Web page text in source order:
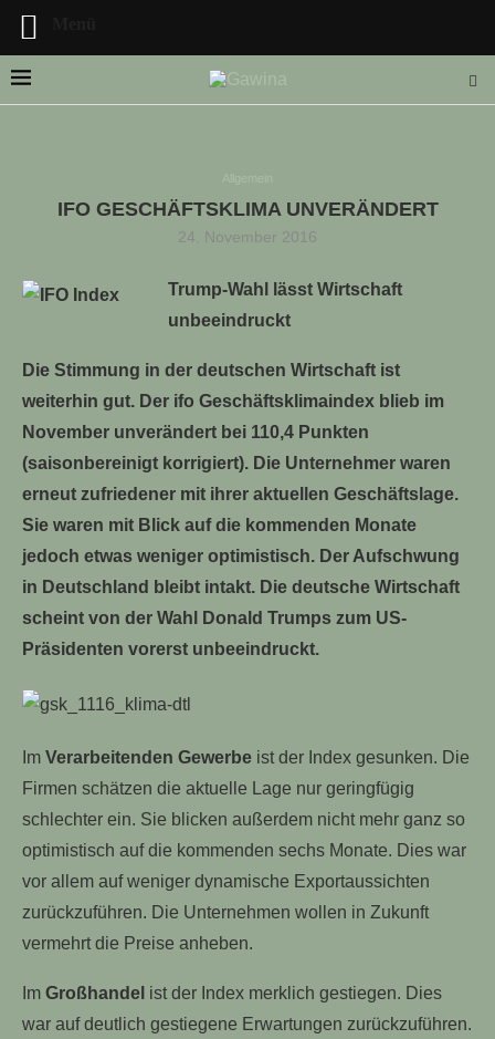
STELLENANGEBOTE!!!
IFO GESCHÄFTSKLIMA UNVERÄNDERT
24. November 2016
Trump-Wahl lässt Wirtschaft
unbeeindruckt
Die Stimmung in der deutschen Wirtschaft ist
weiterhin gut. Der ifo Geschäftsklimaindex blieb im
November unverändert bei 110,4 Punkten
(saisonbereinigt korrigiert). Die Unternehmer waren
erneut zufriedener mit ihrer aktuellen Geschäftslage.
Sie waren mit Blick auf die kommenden Monate
jedoch etwas weniger optimistisch. Der Aufschwung
in Deutschland bleibt intakt. Die deutsche Wirtschaft
scheint von der Wahl Donald Trumps zum US-
Präsidenten vorerst unbeeindruckt.
Im Verarbeitenden Gewerbe ist der Index gesunken. Die
Firmen schätzen die aktuelle Lage nur geringfügig
schlechter ein. Sie blicken außerdem nicht mehr ganz so
optimistisch auf die kommenden sechs Monate. Dies war
vor allem auf weniger dynamische Exportaussichten
zurückzuführen. Die Unternehmen wollen in Zukunft
vermehrt die Preise anheben.
Im Großhandel ist der Index merklich gestiegen. Dies
war auf deutlich gestiegene Erwartungen zurückzuführen.